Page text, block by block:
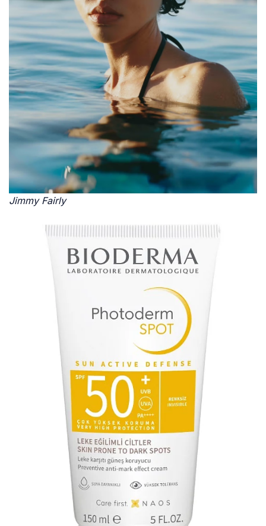
Jimmy Fairly